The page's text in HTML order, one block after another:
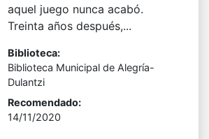
aquel juego nunca acabó.
Treinta años después,...
Biblioteca:
Biblioteca Municipal de Alegría-
Dulantzi
Recomendado:
14/11/2020